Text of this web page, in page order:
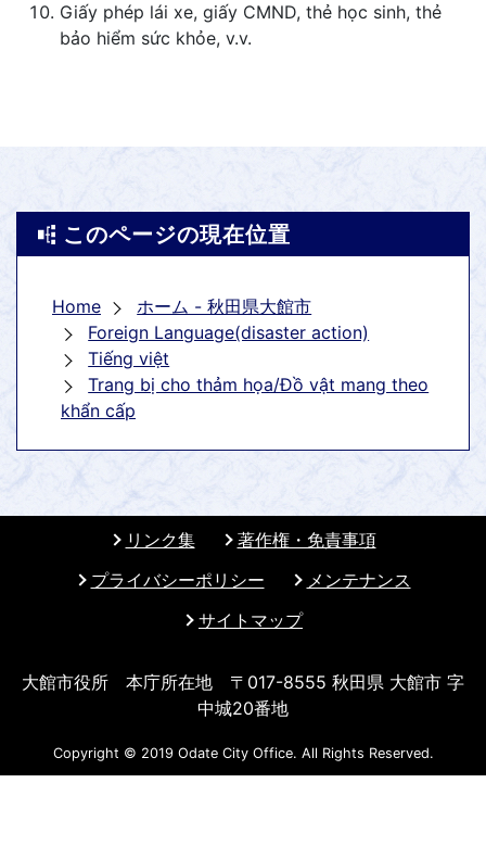
Giấy phép lái xe, giấy CMND, thẻ học sinh, thẻ
bảo hiểm sức khỏe, v.v.
このページの現在位置
Home
ホーム - 秋田県大館市
Foreign Language(disaster action)
Tiếng việt
Trang bị cho thảm họa/Đồ vật mang theo
khẩn cấp
リンク集
著作権・免責事項
プライバシーポリシー
メンテナンス
サイトマップ
大館市役所 本庁所在地 〒017-8555 秋田県 大館市 字
中城20番地
Copyright © 2019 Odate City Office. All Rights Reserved.